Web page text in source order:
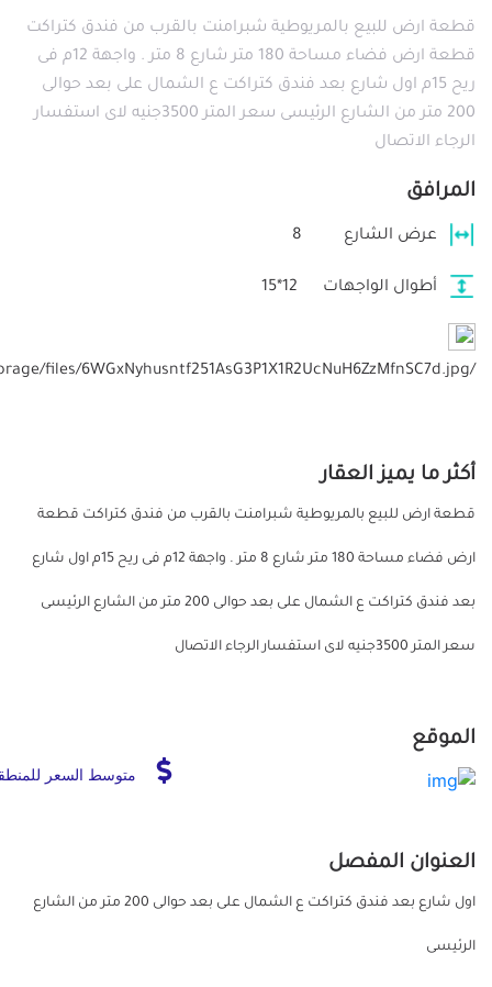
قطعة ارض للبيع بالمريوطية شبرامنت بالقرب من فندق كتراكت
قطعة ارض فضاء مساحة 180 متر شارع 8 متر . واجهة 12م فى
ريح 15م اول شارع بعد فندق كتراكت ع الشمال على بعد حوالى
200 متر من الشارع الرئيسى سعر المتر 3500جنيه لاى استفسار
الرجاء الاتصال
المرافق
عرض الشارع 8
أطوال الواجهات 12*15
/storage/files/6WGxNyhusntf251AsG3P1X1R2UcNuH6ZzMfnSC7d.jpg
أكثر ما يميز العقار
قطعة ارض للبيع بالمريوطية شبرامنت بالقرب من فندق كتراكت قطعة
ارض فضاء مساحة 180 متر شارع 8 متر . واجهة 12م فى ريح 15م اول شارع
بعد فندق كتراكت ع الشمال على بعد حوالى 200 متر من الشارع الرئيسى
سعر المتر 3500جنيه لاى استفسار الرجاء الاتصال
الموقع
متوسط السعر
العنوان المفصل
اول شارع بعد فندق كتراكت ع الشمال على بعد حوالى 200 متر من الشارع
الرئيسى